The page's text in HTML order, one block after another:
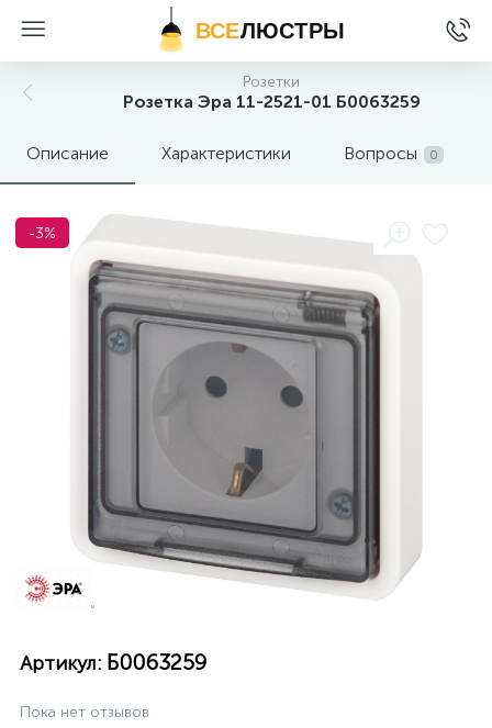
ВСЕЛЮСТРЫ
Розетки
Розетка Эра 11-2521-01 Б0063259
Описание Характеристики Вопросы 0
-3%
Артикул: Б0063259
Пока нет отзывов